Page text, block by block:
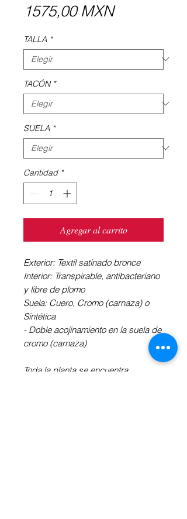
1575,00 MXNPrecio
TALLA *
TACÓN *
SUELA *
Cantidad *
Agregar al carrito
Exterior: Textil satinado bronce
Interior: Transpirable, antibacteriano
y libre de plomo
Suela: Cuero, Cromo (carnaza) o
Sintética
- Doble acojinamiento en la suela de
cromo (carnaza)
Toda la planta se encuentra